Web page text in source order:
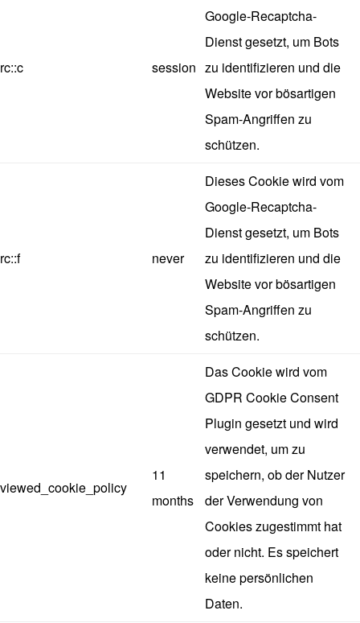
rc::c session
Google-Recaptcha-
Dienst gesetzt, um Bots
zu identifizieren und die
Website vor bösartigen
Spam-Angriffen zu
schützen.
rc::f never
Dieses Cookie wird vom
Google-Recaptcha-
Dienst gesetzt, um Bots
zu identifizieren und die
Website vor bösartigen
Spam-Angriffen zu
schützen.
viewed_cookie_policy
11
months
Das Cookie wird vom
GDPR Cookie Consent
Plugin gesetzt und wird
verwendet, um zu
speichern, ob der Nutzer
der Verwendung von
Cookies zugestimmt hat
oder nicht. Es speichert
keine persönlichen
Daten.